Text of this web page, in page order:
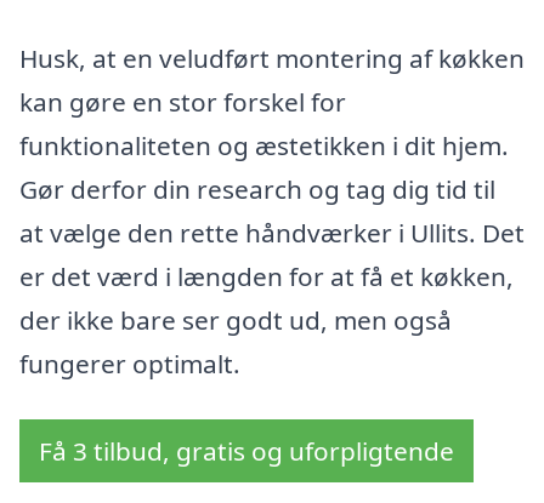
Husk, at en veludført montering af køkken
kan gøre en stor forskel for
funktionaliteten og æstetikken i dit hjem.
Gør derfor din research og tag dig tid til
at vælge den rette håndværker i Ullits. Det
er det værd i længden for at få et køkken,
der ikke bare ser godt ud, men også
fungerer optimalt.
Få 3 tilbud, gratis og uforpligtende